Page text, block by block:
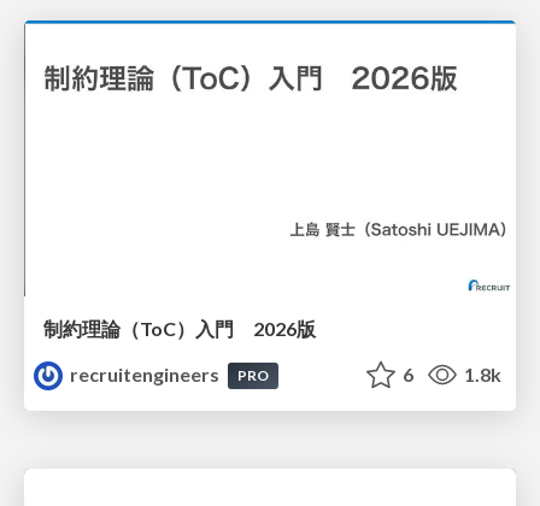
制約理論（ToC）入門 2026版
recruitengineers
PRO 6 1.8k